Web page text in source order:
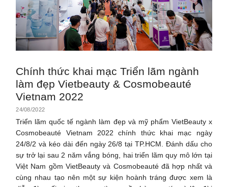
Chính thức khai mạc Triển lãm ngành
làm đẹp Vietbeauty & Cosmobeauté
Vietnam 2022
24/08/2022
Triển lãm quốc tế ngành làm đẹp và mỹ phẩm VietBeauty x
Cosmobeauté Vietnam 2022 chính thức khai mạc ngày
24/8/2 và kéo dài đến ngày 26/8 tại TP.HCM. Đánh dấu cho
sự trở lại sau 2 năm vắng bóng, hai triển lãm quy mô lớn tại
Việt Nam gồm VietBeauty và Cosmobeauté đã hợp nhất và
cùng nhau tạo nên một sự kiện hoành tráng được xem là